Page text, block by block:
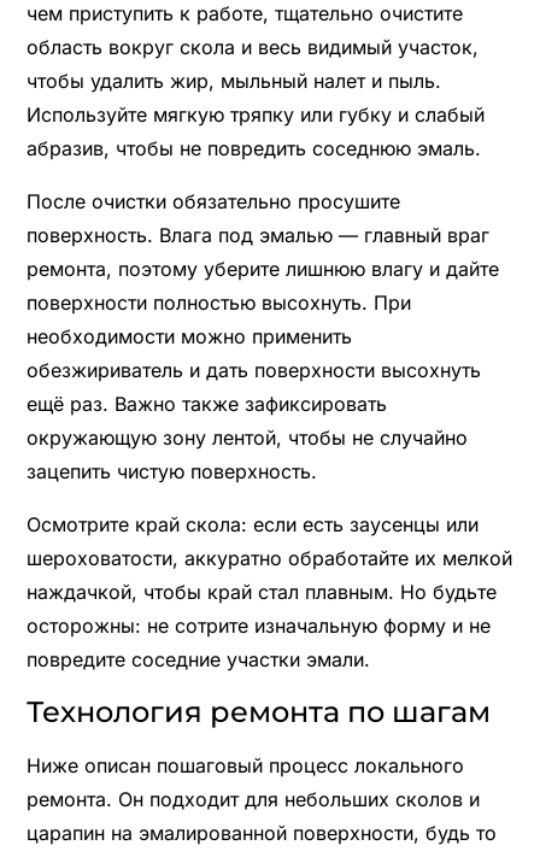
чем приступить к работе, тщательно очистите
область вокруг скола и весь видимый участок,
чтобы удалить жир, мыльный налет и пыль.
Используйте мягкую тряпку или губку и слабый
абразив, чтобы не повредить соседнюю эмаль.
После очистки обязательно просушите
поверхность. Влага под эмалью — главный враг
ремонта, поэтому уберите лишнюю влагу и дайте
поверхности полностью высохнуть. При
необходимости можно применить
обезжириватель и дать поверхности высохнуть
ещё раз. Важно также зафиксировать
окружающую зону лентой, чтобы не случайно
зацепить чистую поверхность.
Осмотрите край скола: если есть заусенцы или
шероховатости, аккуратно обработайте их мелкой
наждачкой, чтобы край стал плавным. Но будьте
осторожны: не сотрите изначальную форму и не
повредите соседние участки эмали.
Технология ремонта по шагам
Ниже описан пошаговый процесс локального
ремонта. Он подходит для небольших сколов и
царапин на эмалированной поверхности, будь то